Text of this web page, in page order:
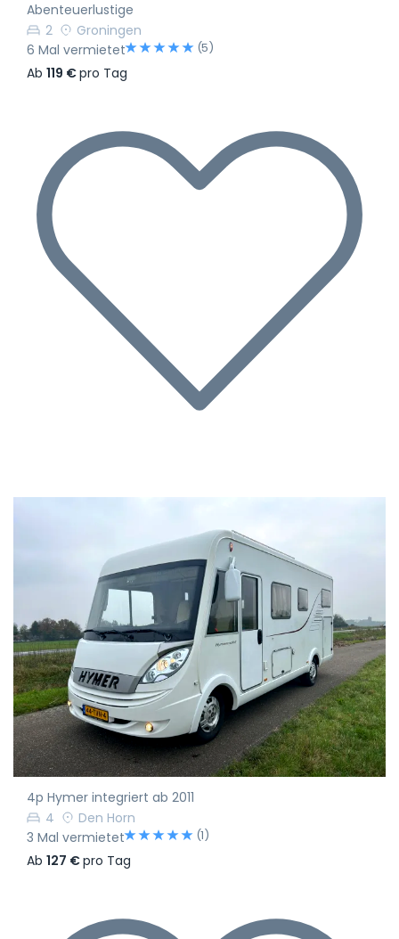
Abenteuerlustige
2
Groningen
6 Mal vermietet
(5)
Ab 119 €pro Tag
4p Hymer integriert ab 2011
4
Den Horn
3 Mal vermietet
(1)
Ab 127 €pro Tag